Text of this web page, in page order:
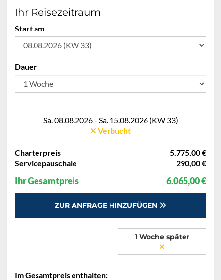
Ihr Reisezeitraum
Start am
Dauer
Sa. 08.08.2026 - Sa. 15.08.2026 (KW 33)
Verbucht
Charterpreis
5.775,00 €
Servicepauschale
290,00 €
Ihr Gesamtpreis 6.065,00 €
ZUR ANFRAGE HINZUFÜGEN
1 Woche später
Im Gesamtpreis enthalten: